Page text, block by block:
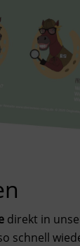
direkt in
schnell